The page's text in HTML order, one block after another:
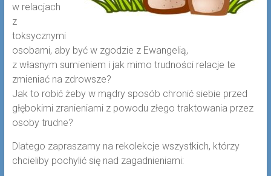
w relacjach
z
toksycznymi
osobami, aby być w zgodzie z Ewangelią,
z własnym sumieniem i jak mimo trudności relacje te
zmieniać na zdrowsze?
Jak to robić żeby w mądry sposób chronić siebie przed
głębokimi zranieniami z powodu złego traktowania przez
osoby trudne?
Dlatego zapraszamy na rekolekcje wszystkich, którzy
chcieliby pochylić się nad zagadnieniami: